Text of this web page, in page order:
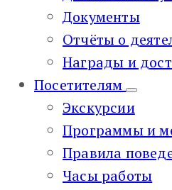
Документы
Отчёты о
Награды и
Посетителям
Экскурсии
Программы и
Правила
Часы работы